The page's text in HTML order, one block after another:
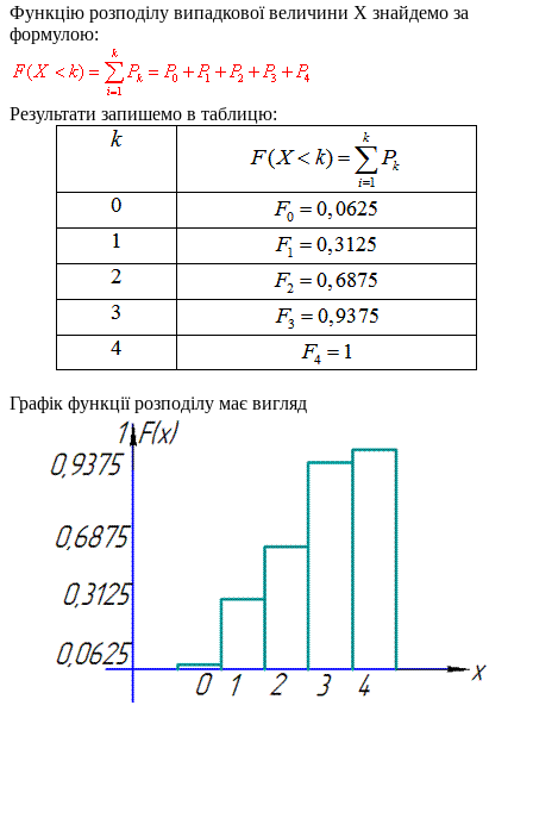
Функцію розподілу випадкової величини X знайдемо за
формулою:
Результати запишемо в таблицю:
Графік функції розподілу має вигляд